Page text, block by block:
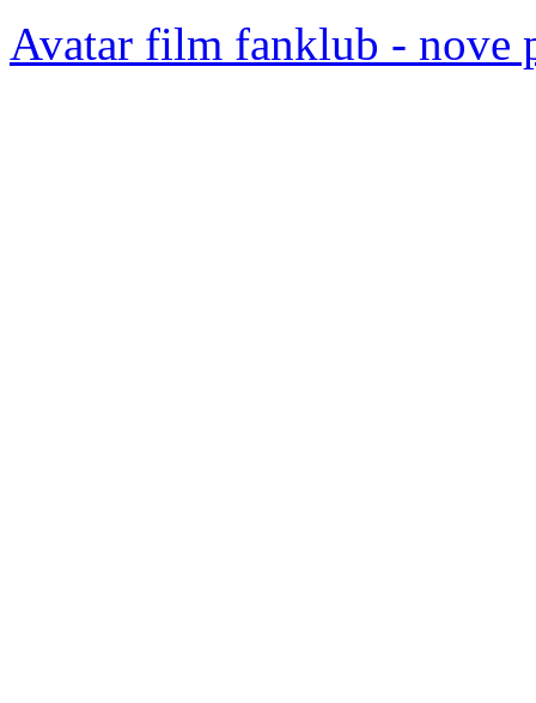
Avatar film fanklub - nove